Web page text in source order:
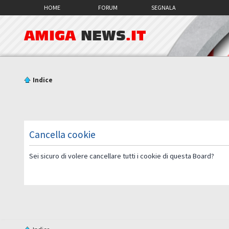
HOME FORUM SEGNALA
AMIGA NEWS.IT
Indice
Cancella cookie
Sei sicuro di volere cancellare tutti i cookie di questa Board?